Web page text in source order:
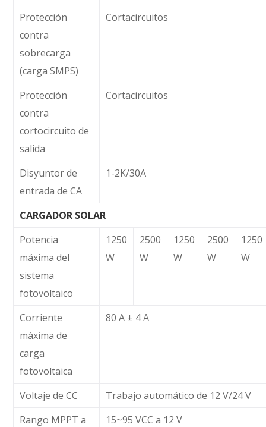
Protección
contra
sobrecarga
(carga SMPS)
Cortacircuitos
Protección
contra
cortocircuito de
salida
Cortacircuitos
Disyuntor de
entrada de CA
1-2K/30A
CARGADOR SOLAR
Potencia
máxima del
sistema
fotovoltaico
1250
W
2500
W
1250
W
2500
W
1250
W
Corriente
máxima de
carga
fotovoltaica
80 A ± 4 A
Voltaje de CC
Trabajo automático de 12 V/24 V
Rango MPPT a
15~95 VCC a 12 V